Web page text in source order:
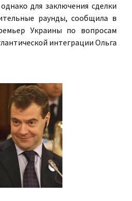
для заключения сделки
раунды, сообщила в
Украины по вопросам
интеграции Ольга